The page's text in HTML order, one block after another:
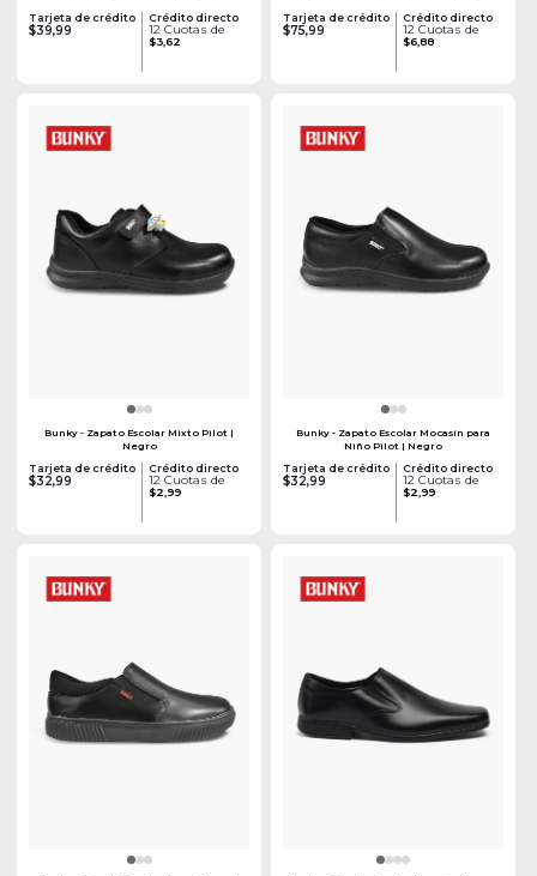
Tarjeta de crédito
$39,99
Crédito directo
12 Cuotas de
$3,62
Tarjeta de crédito
$75,99
Crédito directo
12 Cuotas de
$6,88
Bunky - Zapato Escolar Mixto Pilot |
Negro
Tarjeta de crédito
$32,99
Crédito directo
12 Cuotas de
$2,99
Bunky - Zapato Escolar Mocasín para
Niño Pilot | Negro
Tarjeta de crédito
$32,99
Crédito directo
12 Cuotas de
$2,99